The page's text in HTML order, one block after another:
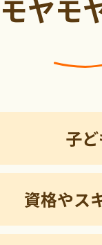
モヤモ
子
資格やス